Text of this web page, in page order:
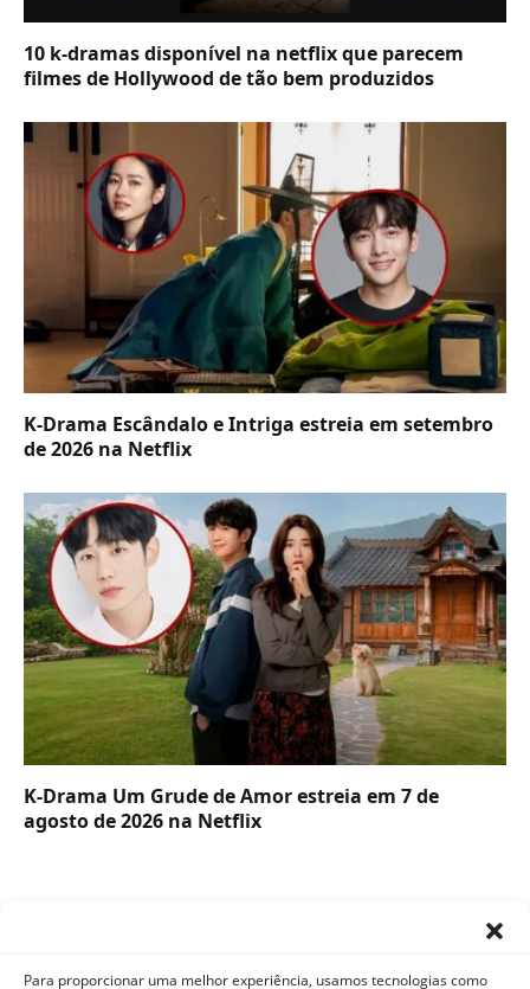
Para proporcionar uma melhor experiência, usamos tecnologias como
10 k-dramas disponível na netflix que parecem
filmes de Hollywood de tão bem produzidos
K-Drama Escândalo e Intriga estreia em setembro
de 2026 na Netflix
K-Drama Um Grude de Amor estreia em 7 de
agosto de 2026 na Netflix